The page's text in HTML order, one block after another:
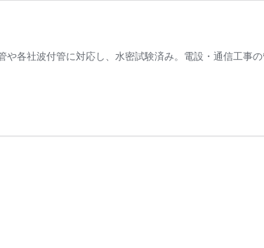
各社波付管に対応し、水密試験済み。電設・通信工事